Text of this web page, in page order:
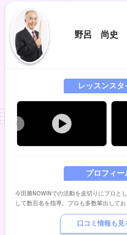
野呂 尚史
プロフィー
今田勝NOWINでの活動を皮切りにプロと
して数百名を指導。プロも多数輩出してお
レッスンスタ
口コミ情報も見